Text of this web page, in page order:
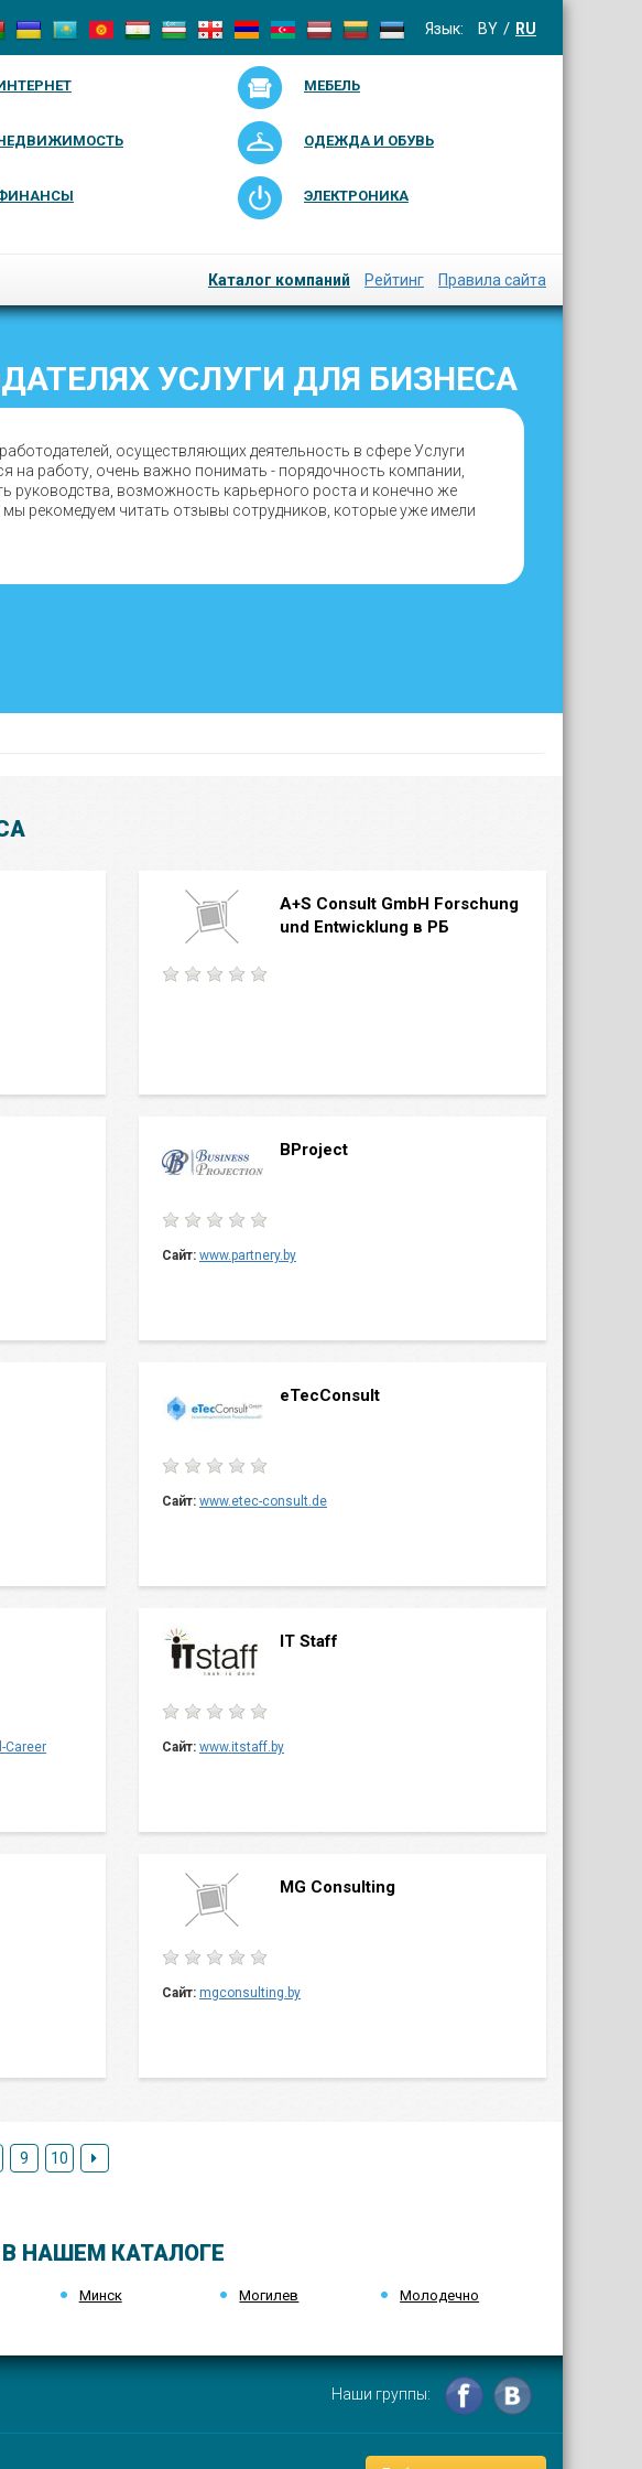
Язык: BY RU
МЕБЕЛЬ
ОДЕЖДА И ОБУВЬ
ЭЛЕКТРОНИКА
Каталог компаний Рейтинг Правила сайта
УСЛУГИ ДЛЯ БИЗНЕСА
осуществляющих деятельность в сфере Услуги
на работу, очень важно понимать - порядочность компании,
руководства, возможность карьерного роста и конечно же
рекомедуем читать отзывы сотрудников, которые уже имели
A+S Consult GmbH Forschung
und Entwicklung в РБ
BProject
Сайт: www.partnery.by
eTecConsult
Сайт: www.etec-consult.de
Career
IT Staff
Сайт: www.itstaff.by
MG Consulting
Сайт: mgconsulting.by
9 10
НАШЕМ КАТАЛОГЕ
Минск Могилев Молодечно
Наши группы: